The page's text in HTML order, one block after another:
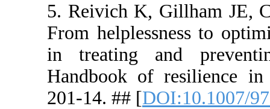
5. Reivich
From
in
201-14. ##